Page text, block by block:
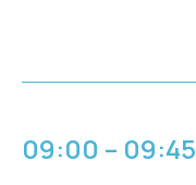
09:00 – 09:45